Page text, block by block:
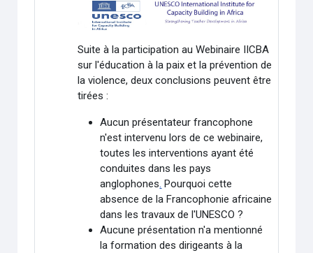
Suite à la participation au Webinaire IICBA
sur l'éducation à la paix et la prévention de
la violence, deux conclusions peuvent être
tirées :
Aucun présentateur francophone
n'est intervenu lors de ce webinaire,
toutes les interventions ayant été
conduites dans les pays
anglophones. Pourquoi cette
absence de la Francophonie africaine
dans les travaux de l'UNESCO ?
Aucune présentation n'a mentionné
la formation des dirigeants à la